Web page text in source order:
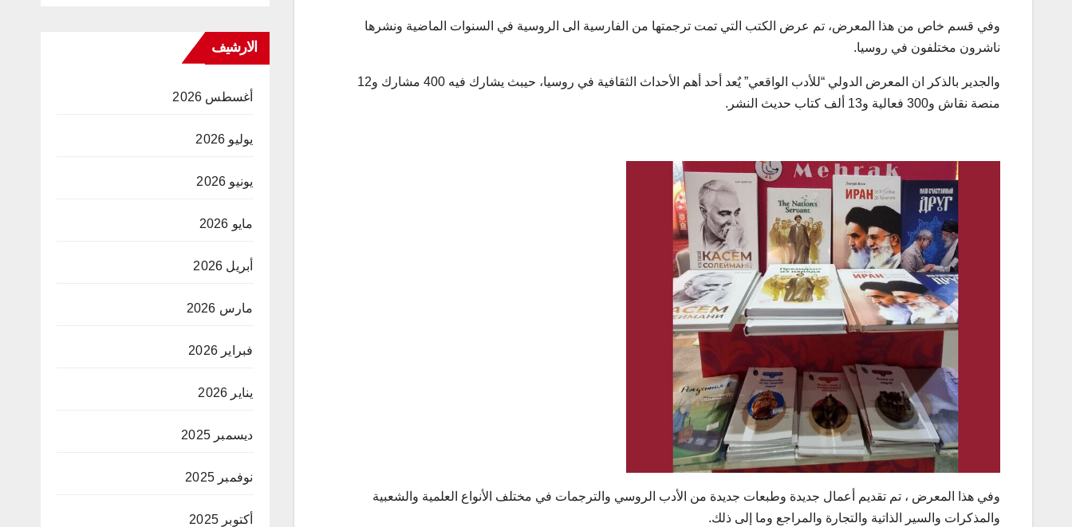
وفي قسم خاص من هذا المعرض، تم عرض الكتب التي تمت ترجمتها من الفارسية الى الروسية في السنوات الماضية ونشرها
ناشرون مختلفون في روسيا.
والجدير بالذكر ان المعرض الدولي “للأدب الواقعي” يٌعد أحد أهم الأحداث الثقافية في روسيا، حيبث يشارك فيه 400 مشارك و12
منصة نقاش و300 فعالية و13 ألف كتاب حديث النشر.
وفي هذا المعرض ، تم تقديم أعمال جديدة وطبعات جديدة من الأدب الروسي والترجمات في مختلف الأنواع العلمية والشعبية
والمذكرات والسير الذاتية والتجارة والمراجع وما إلى ذلك.
الارشيف
أغسطس 2026
يوليو 2026
يونيو 2026
مايو 2026
أبريل 2026
مارس 2026
فبراير 2026
يناير 2026
ديسمبر 2025
نوفمبر 2025
أكتوبر 2025